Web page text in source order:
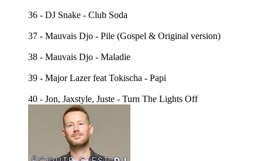
36 - DJ Snake - Club Soda
37 - Mauvais Djo - Pile (Gospel & Original version)
38 - Mauvais Djo - Maladie
39 - Major Lazer feat Tokischa - Papi
40 - Jon, Jaxstyle, Juste - Turn The Lights Off